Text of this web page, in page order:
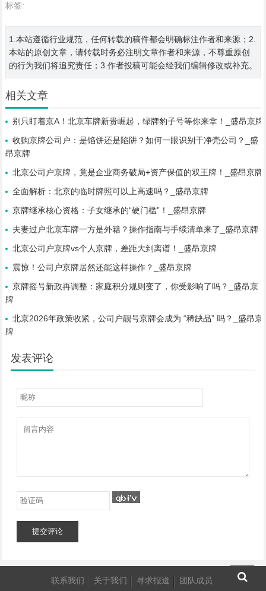
标签:
1.本站遵循行业规范，任何转载的稿件都会明确标注作者和来源；2.
本站的原创文章，请转载时务必注明文章作者和来源，不尊重原创
的行为我们将追究责任；3.作者投稿可能会经我们编辑修改或补充。
相关文章
别只盯着京A！北京车牌新贵崛起，绿牌豹子号等你来拿！_盛昂京牌
收购京牌公司户：是馅饼还是陷阱？如何一眼识别干净壳公司？_盛
昂京牌
北京公司户京牌，竟是企业商务破局+资产保值的双王牌！_盛昂京牌
全面解析：北京的临时牌照可以上高速吗？_盛昂京牌
京牌继承核心资格：子女继承的“硬门槛”！_盛昂京牌
夫妻过户北京车牌一方是外籍？操作指南与手续清单来了_盛昂京牌
北京公司户京牌vs个人京牌，差距大到离谱！_盛昂京牌
震惊！公司户京牌居然还能这样操作？_盛昂京牌
京牌摇号新政再调整：家庭积分规则变了，你受影响了吗？_盛昂京
牌
北京2026年政策收紧，公司户靓号京牌会成为 “稀缺品” 吗？_盛昂京
牌
发表评论
提交评论
联系我们 关于我们 寻求报道 团队成员